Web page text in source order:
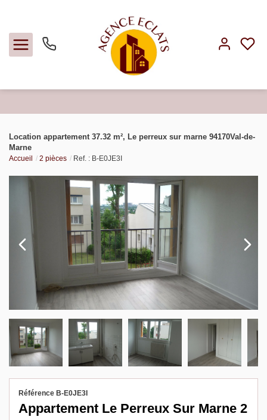
Louer
Faire gérer
Estimer
Notre agence
Biens vendus
Contact
Location appartement 37.32 m², Le perreux sur marne 94170Val-de-
Marne
Accueil 2 pièces Ref. : B-E0JE3I
Référence B-E0JE3I
Appartement Le Perreux Sur Marne 2